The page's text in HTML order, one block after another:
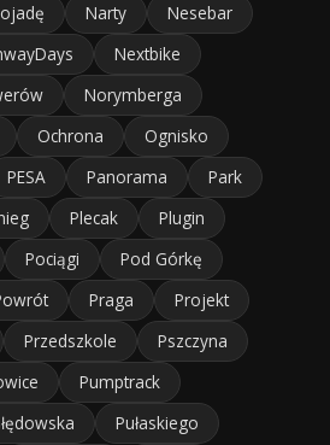
Narty
Nesebar
Nextbike
Norymberga
Ochrona
Ognisko
PESA Panorama
Park
Plecak
Plugin
Pociągi
Pod Górkę
Praga
Projekt
Przedszkole
Pszczyna
Pumptrack
Pułaskiego